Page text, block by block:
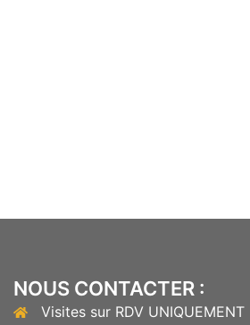
NOUS CONTACTER :
Visites sur RDV UNIQUEMENT